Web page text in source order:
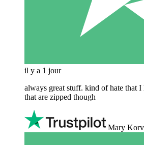
il y a 1 jour
always great stuff. kind of hate that
that are zipped though
Mary